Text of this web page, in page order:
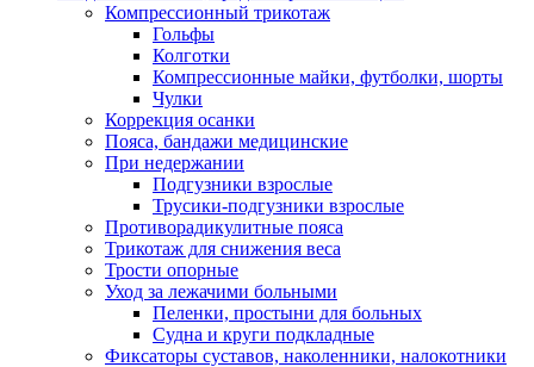
Компрессионный трикотаж
Гольфы
Колготки
Компрессионные майки, футболки, шорты
Чулки
Коррекция осанки
Пояса, бандажи медицинские
При недержании
Подгузники взрослые
Трусики-подгузники взрослые
Противорадикулитные пояса
Трикотаж для снижения веса
Трости опорные
Уход за лежачими больными
Пеленки, простыни для больных
Судна и круги подкладные
Фиксаторы суставов, наколенники, налокотники